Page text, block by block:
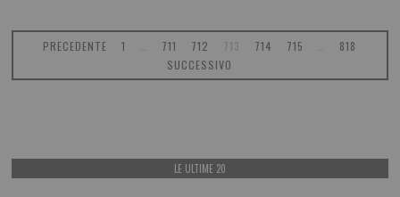
PRECEDENTE 1 711 712 713 714 715
818
SUCCESSIVO
LE ULTIME 20